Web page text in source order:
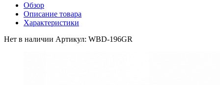
Обзор
Описание товара
Характеристики
Нет в наличии Артикул: WBD-196GR